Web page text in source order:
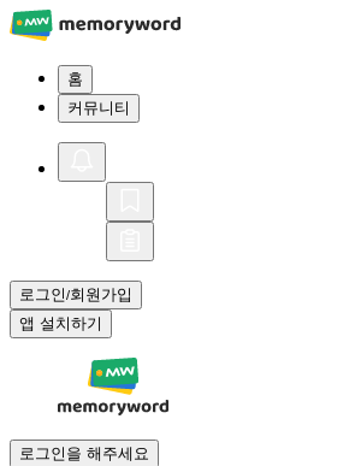
홈
커뮤니티
로그인/회원가입
앱 설치하기
로그인을 해주세요